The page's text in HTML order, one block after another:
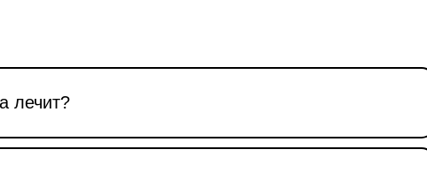
лечит?